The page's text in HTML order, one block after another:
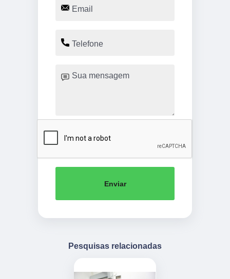
Enviar
Pesquisas relacionadas